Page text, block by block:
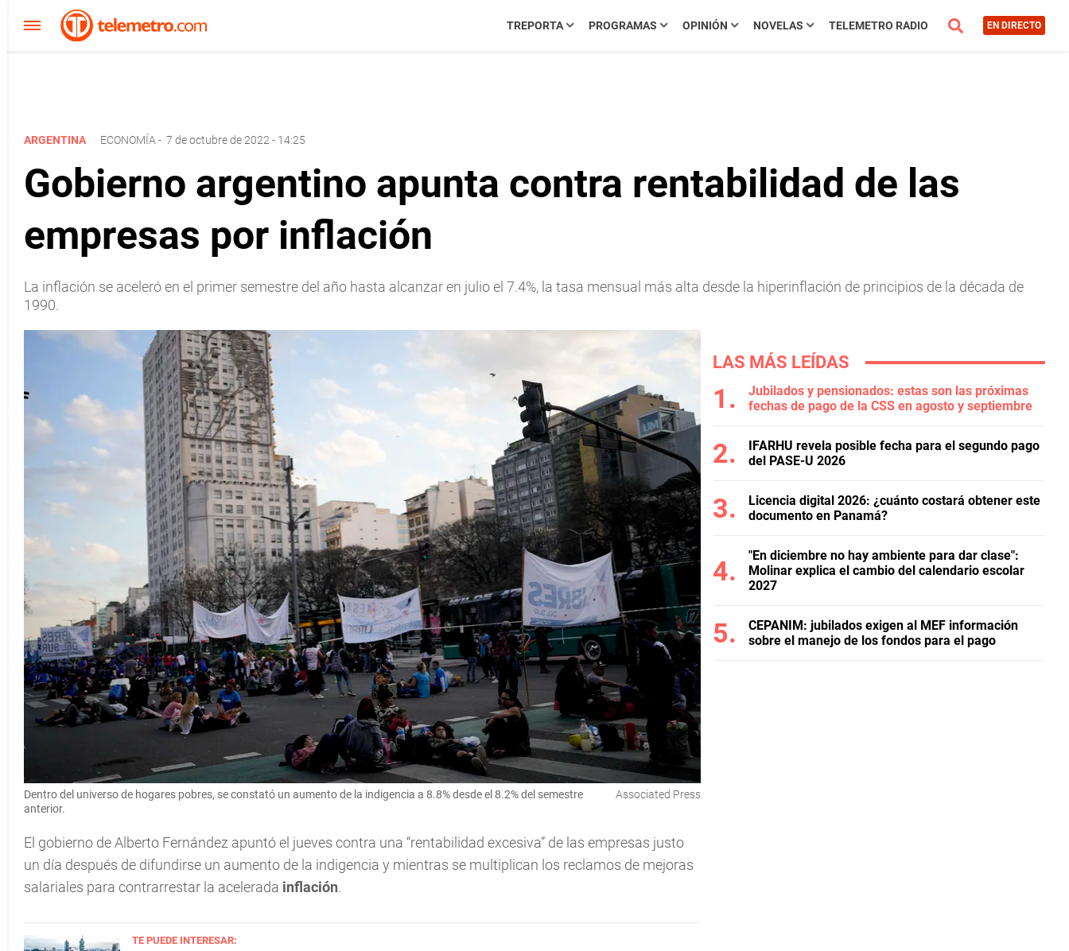
TREPORTA PROGRAMAS OPINIÓN NOVELAS TELEMETRO RADIO EN DIRECTO
ARGENTINA ECONOMÍA - 7 de octubre de 2022 - 14:25
Gobierno argentino apunta contra rentabilidad de las
empresas por inflación
La inflación se aceleró en el primer semestre del año hasta alcanzar en julio el 7.4%, la tasa mensual más alta desde la hiperinflación de principios de la década de
1990.
Dentro del universo de hogares pobres, se constató un aumento de la indigencia a 8.8% desde el 8.2% del semestre
anterior.
Associated Press
El gobierno de Alberto Fernández apuntó el jueves contra una “rentabilidad excesiva” de las empresas justo
un día después de difundirse un aumento de la indigencia y mientras se multiplican los reclamos de mejoras
salariales para contrarrestar la acelerada inflación.
TE PUEDE INTERESAR:
LAS MÁS LEÍDAS
Jubilados y pensionados: estas son las próximas
fechas de pago de la CSS en agosto y septiembre
IFARHU revela posible fecha para el segundo pago
del PASE-U 2026
Licencia digital 2026: ¿cuánto costará obtener este
documento en Panamá?
"En diciembre no hay ambiente para dar clase":
Molinar explica el cambio del calendario escolar
2027
CEPANIM: jubilados exigen al MEF información
sobre el manejo de los fondos para el pago